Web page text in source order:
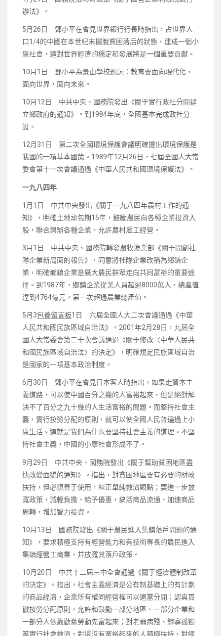
辦法》。
5月26日 鄧小平在會見世界銀行行長時指出，占世界人
口1/4的中國在本世紀末擺脫貧困落后的狀態，建成一個小
康社會，這對世界經濟的穩定和發展將是一個重要貢獻。
10月1日 鄧小平為景山學校題詞：教育要面向現代化，
面向世界，面向未來。
10月12日 中共中央、國務院發出《關于實行政社分開建
立鄉政府的通知》。到1984年底，全國基本完成政社分
設。
12月31日 第二次全國環境保護會議明確提出環境保護是
我國的一項基本國策。1989年12月26日，七屆全國人大常
委會第十一次會議通過《中華人民共和國環境保護法》。
一九八四年
1月1日 中共中央發出《關于一九八四年農村工作的通
知》，明確土地承包期15年，鼓勵農民向各種企業投資入
股，聯合興辦各種企業，允許農村雇工經營。
3月1日 中共中央、國務院轉發農牧漁業部《關于開創社
隊企業新局面的報告》，同意將社隊企業改稱為鄉鎮企
業，明確鄉鎮企業是廣大農民群眾走向共同富裕的重要途
徑。到1987年，鄉鎮企業從業人員超過8000萬人，總產值
達到4764億元，第一次超過農業總產值。
5月3包養留言板1日 六屆全國人大二次會議通過《中華
人民共和國民族區域自治法》。2001年2月28日，九屆全
國人大常委會第二十次會議通過《關于修改〈中華人民共
和國民族區域自治法〉的決定》，明確規定民族區域自治
是國家的一項基本政治制度。
6月30日 鄧小平在會見日本客人時指出，如果走資本主
義道路，可以使中國百分之幾的人富裕起來，但是絕對解
決不了百分之九十幾的人生活富裕的問題。而堅持社會主
義，實行按勞分配的原則，就可以使全國人民普遍過上小
康生活。這就是我們為什么要堅持社會主義的道理。不堅
持社會主義，中國的小康社會形成不了。
9月29日 中共中央、國務院發出《關于幫助貧困地區盡
快改變面貌的通知》。指出，對貧困地區要有必要的財政
扶持，但必須善于使用，糾正單純救濟觀點；要進一步放
寬政策，減輕負擔、給予優惠，搞活商品流通、加速商品
周轉，增加智力投資。
10月13日 國務院發出《關于農民進入集鎮落戶問題的通
知》，要求積極支持有經營能力和有技術專長的農民進入
集鎮經營工商業，并放寬其落戶政策。
10月20日 中共十二屆三中全會通過《關于經濟體制改革
的決定》。指出，社會主義經濟是公有制基礎上的有計劃
的商品經濟，企業所有權同經營權可以適當分開；認真貫
徹按勞分配原則，允許和鼓勵一部分地區、一部分企業和
一部分人依靠勤奮勞動先富起來；對老弱病殘、鰥寡孤獨
等實行社會救濟，對還沒有富裕起來的人積極扶持，對經